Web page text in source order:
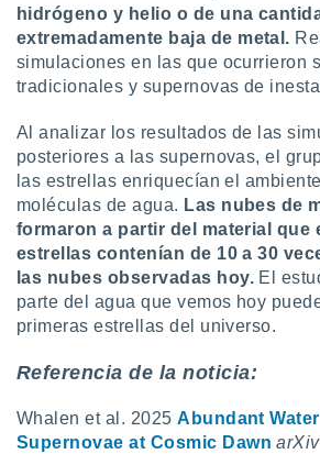
hidrógeno y helio o de una
extremadamente baja de metal.
simulaciones en las que ocurrieron
tradicionales y supernovas de
Al analizar los resultados de las
posteriores a las supernovas, el
las estrellas enriquecían el
moléculas de agua. Las nubes de
formaron a partir del material que
estrellas contenían de 10 a 30
las nubes observadas hoy. El
parte del agua que vemos hoy
primeras estrellas del universo.
Referencia de la noticia:
Whalen et al. 2025Abundant
Supernovae at Cosmic DawnarXiv